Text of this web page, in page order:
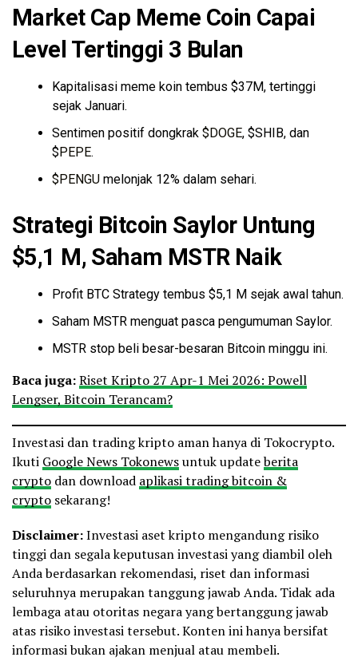
Yuk tradingkan yang banyak biar
dapetin cashback makin banyak juga!
langsung ikutan sekarang dan
— Tokocrypto (@Tokocrypto)
Market Cap Meme Coin Capai
Level Tertinggi 3 Bulan
Kapitalisasi meme koin tembus $37M, tertinggi
sejak Januari.
Sentimen positif dongkrak $DOGE, $SHIB, dan
$PEPE.
$PENGU melonjak 12% dalam sehari.
Strategi Bitcoin Saylor Untung
$5,1 M, Saham MSTR Naik
Profit BTC Strategy tembus $5,1 M sejak awal tahun.
Saham MSTR menguat pasca pengumuman Saylor.
MSTR stop beli besar-besaran Bitcoin minggu ini.
Baca juga:Riset Kripto 27 Apr-1 Mei 2026: Powell
Lengser, Bitcoin Terancam?
Investasi dan trading kripto aman hanya di Tokocrypto.
Ikuti Google News Tokonewsuntuk updateberita
crypto dan download aplikasi trading bitcoin &
crypto sekarang!
Disclaimer:Investasi aset kripto mengandung risiko
tinggi dan segala keputusan investasi yang diambil oleh
Anda berdasarkan rekomendasi, riset dan informasi
seluruhnya merupakan tanggung jawab Anda. Tidak ada
lembaga atau otoritas negara yang bertanggung jawab
atas risiko investasi tersebut. Konten ini hanya bersifat
informasi bukan ajakan menjual atau membeli.